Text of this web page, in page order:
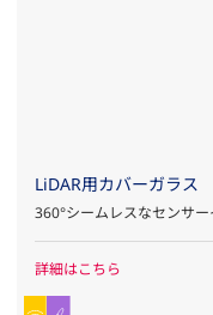
LiDAR用カバーガラ
360°シームレスなセンサ
詳細はこちら